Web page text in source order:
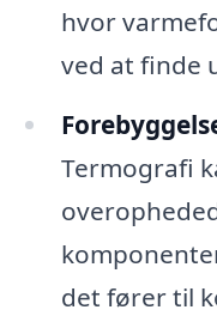
hvor
ved at finde
Termografi
det fører til